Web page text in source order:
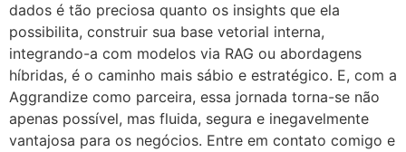
dados é tão preciosa quanto os insights que ela
possibilita, construir sua base vetorial interna,
integrando-a com modelos via RAG ou abordagens
híbridas, é o caminho mais sábio e estratégico. E, com a
Aggrandize como parceira, essa jornada torna-se não
apenas possível, mas fluida, segura e inegavelmente
vantajosa para os negócios. Entre em contato comigo e